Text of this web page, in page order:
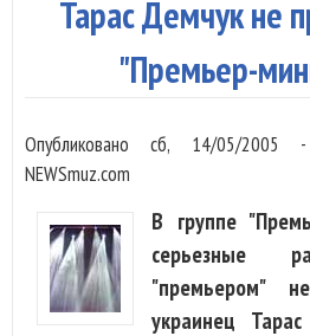
Тарас Демчук не
"Премьер-
Опубликованосб, 14/05/2005
NEWSmuz.com
В группе
серьезные
"премьером"
украинец